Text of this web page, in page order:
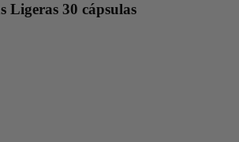
Ligeras 30 cápsulas